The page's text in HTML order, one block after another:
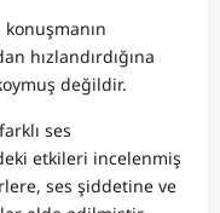
hızlandırdığına
değildir.
ses
etkileri incelenmiş
ses şiddetine ve